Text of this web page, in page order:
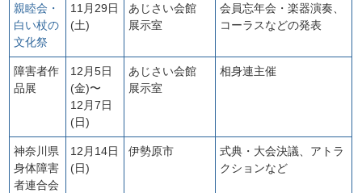
親睦会・
白い杖の
文化祭
11月29日
(土)
あじさい会館
展示室
会員忘年会・楽器演奏、
コーラスなどの発表
障害者作
品展
12月5日
(金)〜
12月7日
(日)
あじさい会館
展示室
相身連主催
神奈川県
身体障害
者連合会
12月14日
(日)
伊勢原市
式典・大会決議、アトラ
クションなど